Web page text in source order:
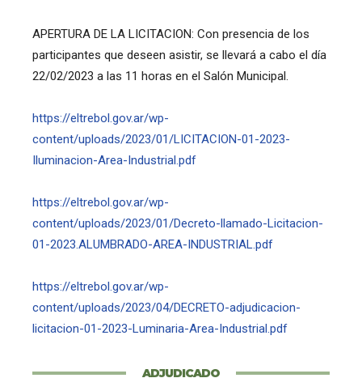
APERTURA DE LA LICITACION: Con presencia de los
participantes que deseen asistir, se llevará a cabo el día
22/02/2023 a las 11 horas en el Salón Municipal.
https://eltrebol.gov.ar/wp-
content/uploads/2023/01/LICITACION-01-2023-
Iluminacion-Area-Industrial.pdf
https://eltrebol.gov.ar/wp-
content/uploads/2023/01/Decreto-llamado-Licitacion-
01-2023.ALUMBRADO-AREA-INDUSTRIAL.pdf
https://eltrebol.gov.ar/wp-
content/uploads/2023/04/DECRETO-adjudicacion-
licitacion-01-2023-Luminaria-Area-Industrial.pdf
ADJUDICADO